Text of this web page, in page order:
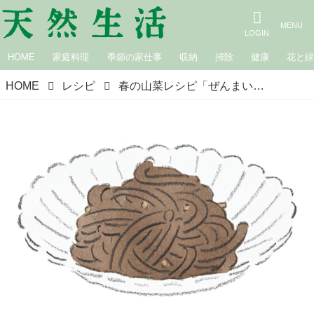
HOME 家庭料理 季節の家仕事 収納 掃除 健康 花と緑
HOME レシピ 春の山菜レシピ「ぜんまいのナムル」のつくり方。“しっかり冷ます”が味の決め手／家庭料理家・本田明子さん